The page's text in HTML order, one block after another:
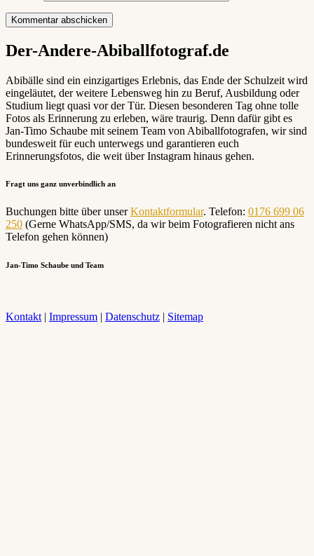
Der-Andere-Abiballfotograf.de
Abibälle sind ein einzigartiges Erlebnis, das Ende der Schulzeit wird
eingeläutet, der weitere Lebensweg hin zu Beruf, Ausbildung oder
Studium liegt quasi vor der Tür. Diesen besonderen Tag ohne tolle
Fotos als Erinnerung zu erleben, wäre traurig. Denn dafür gibt es
Jan-Timo Schaube mit seinem Team von Abiballfotografen, wir sind
bundesweit für euch unterwegs und garantieren euch
Erinnerungsfotos, die weit über Instagram hinaus gehen.
Fragt uns ganz unverbindlich an
Buchungen bitte über unserKontaktformular. Telefon: 0176 699 06
250 (Gerne WhatsApp/SMS, da wir beim Fotografieren nicht ans
Telefon gehen können)
Jan-Timo Schaube und Team
Kontakt | Impressum | Datenschutz | Sitemap